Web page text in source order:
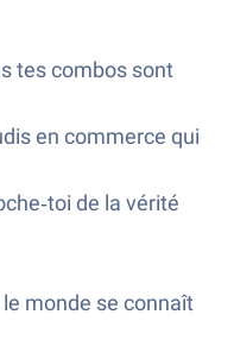
tes combos sont
en commerce qui
de la vérité
monde se connaît